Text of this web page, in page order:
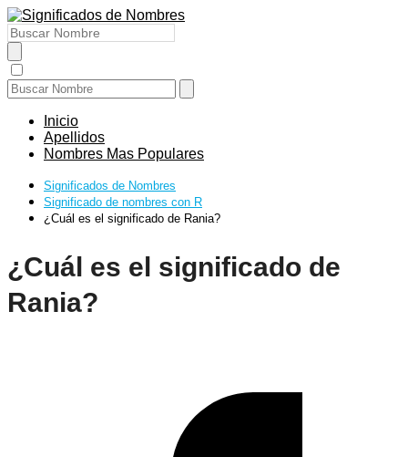
Inicio
Apellidos
Nombres Mas Populares
Significados de Nombres
Significado de nombres con R
¿Cuál es el significado de Rania?
¿Cuál es el significado de
Rania?